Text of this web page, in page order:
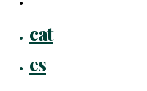
cat
es